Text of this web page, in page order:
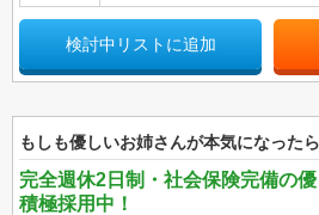
検討中リストに追加
もしも優しいお姉さんが本気になった
完全週休2日制・社会保険完備の
積極採用中！